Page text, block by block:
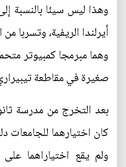
وهذا ليس سيئا بالنسبة
أيرلندا الريفية، وتسربا
وهما مبرمجا كمبيوتر
صغيرة في مقاطعة
بعد التخرج من مدرسة
كان اختيارهما للجامعات
ولم يقع اختياراهما